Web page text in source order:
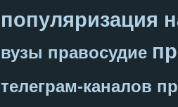
популяризация
вузы правосудие
телеграм-каналов